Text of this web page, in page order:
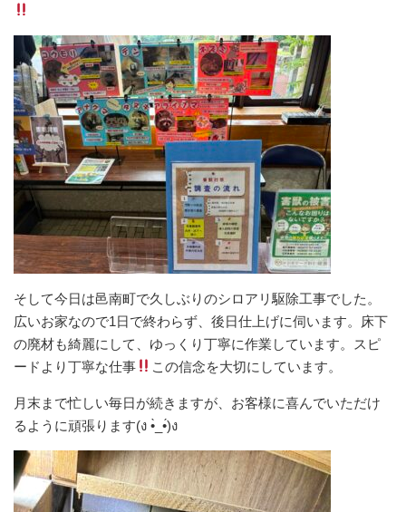
そして今日は邑南町で久しぶりのシロアリ駆除工事でした。
広いお家なので1日で終わらず、後日仕上げに伺います。床下
の廃材も綺麗にして、ゆっくり丁寧に作業しています。スピ
ードより丁寧な仕事
この信念を大切にしています。
月末まで忙しい毎日が続きますが、お客様に喜んでいただけ
るように頑張ります(ง •̀_•́)ง